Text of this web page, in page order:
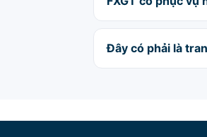
Đây có phải là